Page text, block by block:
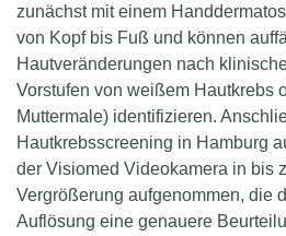
zunächst mit einem
von Kopf bis Fuß und können
Hautveränderungen nach
Vorstufen von weißem Hautkrebs
Muttermale) identifizieren.
Hautkrebsscreening in Hamburg
der Visiomed Videokamera in bis
Vergrößerung aufgenommen, die
Auflösung eine genauere